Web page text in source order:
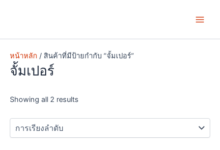
หน้าหลัก / สินค้าที่มีป้ายกำกับ “จั้มเปอร์”
จั้มเปอร์
Showing all 2 results